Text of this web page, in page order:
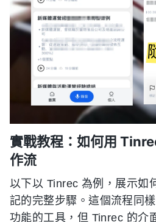
實戰教程：如何用
作流
以下以 Tinrec 為例，展示如
記的完整步驟。這個流程同
功能的工具，但 Tinrec 的介